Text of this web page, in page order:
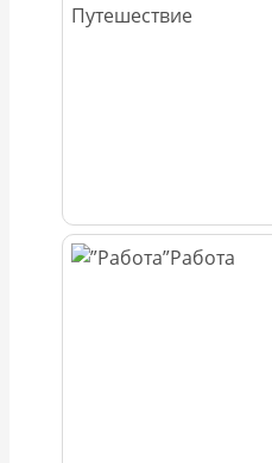
Путешествие
Работа